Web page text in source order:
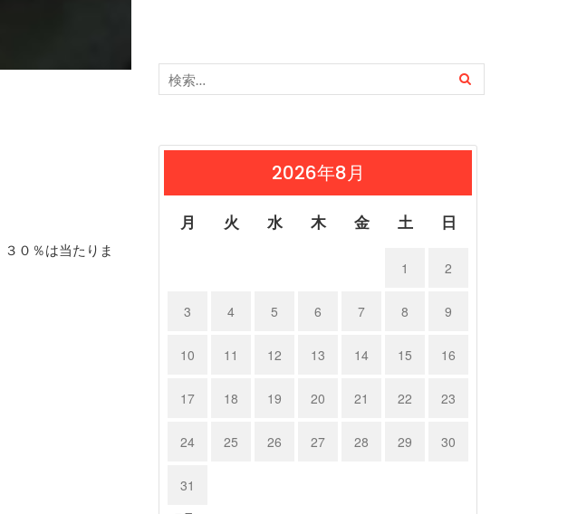
０％は当たりま
2026年8月
月 火 水 木 金 土 日
1 2
3 4 5 6 7 8 9
10 11 12 13 14 15 16
17 18 19 20 21 22 23
24 25 26 27 28 29 30
31